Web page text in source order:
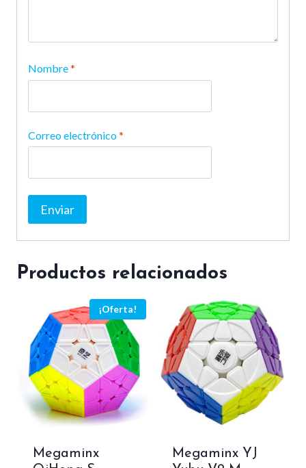
Nombre*
Correo electrónico*
Productos relacionados
¡Oferta!
Megaminx
Megaminx YJ